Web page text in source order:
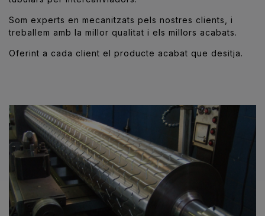
Som experts en mecanitzats pels nostres clients, i
treballem amb la millor qualitat i els millors acabats.
Oferint a cada client el producte acabat que desitja.